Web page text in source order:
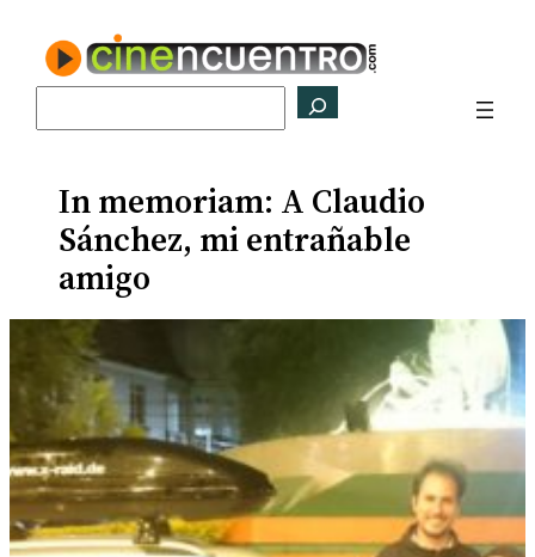
contenido
In memoriam: A Claudio
Sánchez, mi entrañable
amigo